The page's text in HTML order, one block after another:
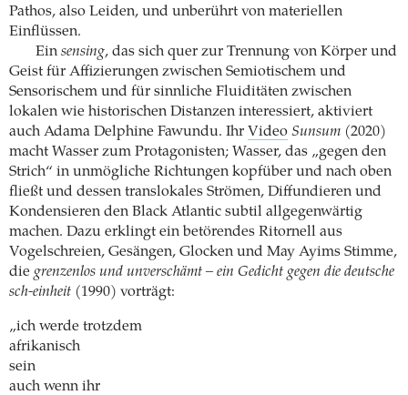
Pathos, also Leiden, und unberührt von materiellen
Einflüssen.
Ein sensing, das sich quer zur Trennung von Körper und
Geist für Affizierungen zwischen Semiotischem und
Sensorischem und für sinnliche Fluiditäten zwischen
lokalen wie historischen Distanzen interessiert, aktiviert
auch Adama Delphine Fawundu. Ihr Video Sunsum (2020)
macht Wasser zum Protagonisten; Wasser, das „gegen den
Strich“ in unmögliche Richtungen kopfüber und nach oben
fließt und dessen translokales Strömen, Diffundieren und
Kondensieren den Black Atlantic subtil allgegenwärtig
machen. Dazu erklingt ein betörendes Ritornell aus
Vogelschreien, Gesängen, Glocken und May Ayims Stimme,
die grenzenlos und unverschämt – ein Gedicht gegen die deutsche
sch-einheit (1990) vorträgt:
„ich werde trotzdem
afrikanisch
sein
auch wenn ihr